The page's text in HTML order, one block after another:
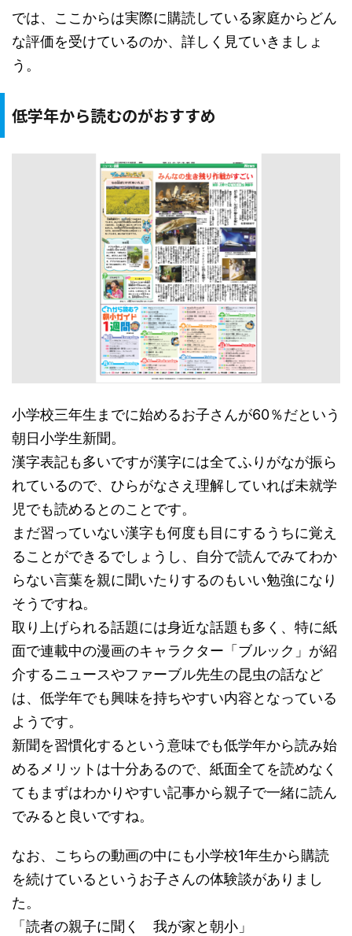
では、ここからは実際に購読している家庭からどん
な評価を受けているのか、詳しく見ていきましょ
う。
低学年から読むのがおすすめ
小学校三年生までに始めるお子さんが60％だという
朝日小学生新聞。
漢字表記も多いですが漢字には全てふりがなが振ら
れているので、ひらがなさえ理解していれば未就学
児でも読めるとのことです。
まだ習っていない漢字も何度も目にするうちに覚え
ることができるでしょうし、自分で読んでみてわか
らない言葉を親に聞いたりするのもいい勉強になり
そうですね。
取り上げられる話題には身近な話題も多く、特に紙
面で連載中の漫画のキャラクター「ブルック」が紹
介するニュースやファーブル先生の昆虫の話など
は、低学年でも興味を持ちやすい内容となっている
ようです。
新聞を習慣化するという意味でも低学年から読み始
めるメリットは十分あるので、紙面全てを読めなく
てもまずはわかりやすい記事から親子で一緒に読ん
でみると良いですね。
なお、こちらの動画の中にも小学校1年生から購読
を続けているというお子さんの体験談がありまし
た。
「読者の親子に聞く 我が家と朝小」